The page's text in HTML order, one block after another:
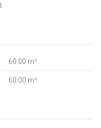
60 .00 m²
60 .00 m²